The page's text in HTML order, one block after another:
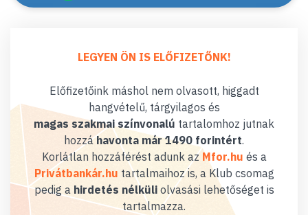
LEGYEN ÖN IS ELŐFIZETŐNK!
Előfizetőink máshol nem olvasott, higgadt
hangvételű, tárgyilagos és
magas szakmai színvonalú tartalomhoz jutnak
hozzáhavonta már 1490 forintért.
Korlátlan hozzáférést adunk az Mfor.hu és a
Privátbankár.hu tartalmaihoz is, a Klub csomag
pedig a hirdetés nélküliolvasási lehetőséget is
tartalmazza.